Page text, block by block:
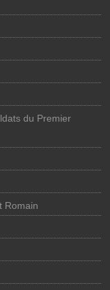
du Premier
Romain